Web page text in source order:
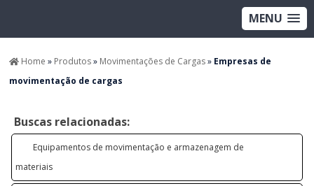
MENU
Home » Produtos» Movimentações de Cargas» Empresas de
movimentação de cargas
Buscas relacionadas:
Equipamentos de movimentação e armazenagem de
materiais